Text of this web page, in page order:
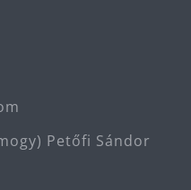
Petőfi Sándor